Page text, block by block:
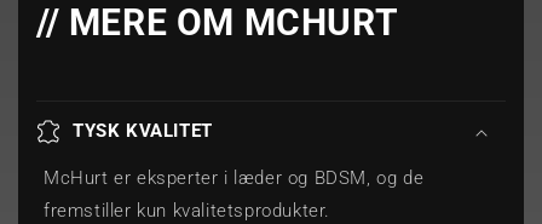
// MERE OM MCHURT
TYSK KVALITET
McHurt er eksperter i læder og BDSM, og de
fremstiller kun kvalitetsprodukter.